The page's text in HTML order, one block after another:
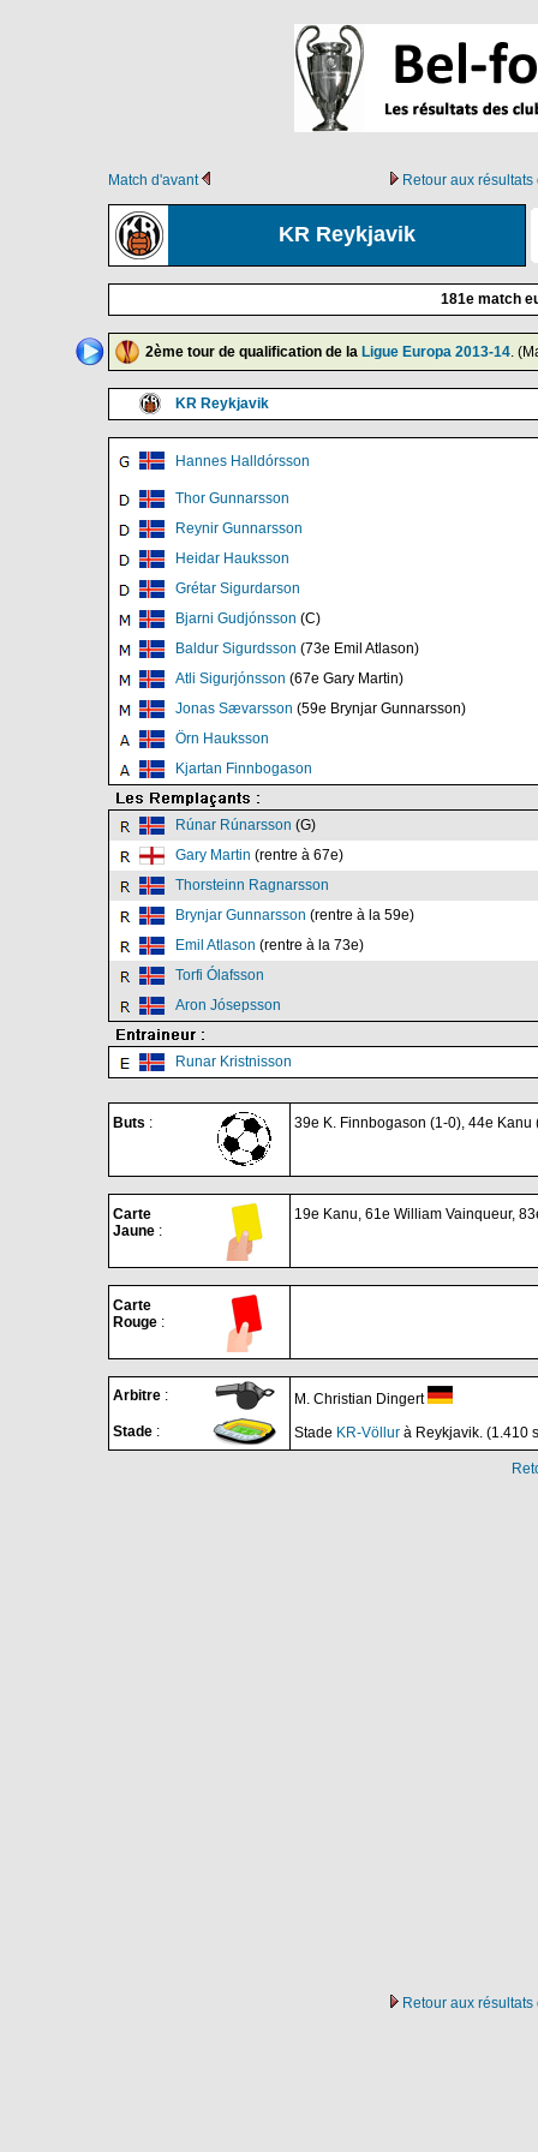
Match d'avant Retour aux
KR Reykjavik
181e match
2ème tour de qualification de la Ligue Europa 2013-14.
KR Reykjavik
Hannes Halldórsson
Thor Gunnarsson
Reynir Gunnarsson
Heidar Hauksson
Grétar Sigurdarson
Bjarni Gudjónsson (C)
Baldur Sigurdsson (73e Emil Atlason)
Atli Sigurjónsson (67e Gary Martin)
Jonas Sævarsson (59e Brynjar Gunnarsson)
Örn Hauksson
Kjartan Finnbogason
Rúnar Rúnarsson (G)
Gary Martin (rentre à 67e)
Thorsteinn Ragnarsson
Brynjar Gunnarsson (rentre à la 59e)
Emil Atlason (rentre à la 73e)
Torfi Ólafsson
Aron Jósepsson
Runar Kristnisson
Buts : 39e K. Finnbogason (1-0), 44e
Carte
Jaune :
19e Kanu, 61e William Vainqueur,
Carte
Rouge :
Arbitre :
Stade :
M. Christian Dingert
Stade KR-Völlur à Reykjavik. (1.410
Retour aux